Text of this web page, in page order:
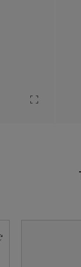
la mise à jour du